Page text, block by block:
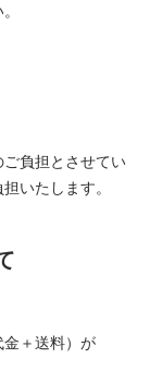
負担とさせてい
いたします。
＋送料）が